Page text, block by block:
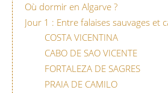
Où dormir en Algarve ?
Jour 1 : Entre falaises sauvages et
COSTA VICENTINA
CABO DE SAO VICENTE
FORTALEZA DE SAGRES
PRAIA DE CAMILO